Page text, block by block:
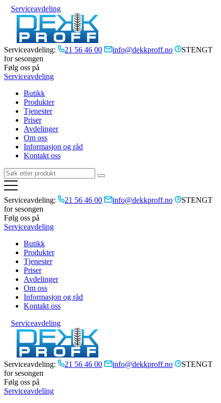
Serviceavdeling
Serviceavdeling: 21 56 46 00 info@dekkproff.no
STENGT
for sesongen
Følg oss på
Serviceavdeling
Butikk
Produkter
Tjenester
Priser
Avdelinger
Om oss
Informasjon og råd
Kontakt oss
Serviceavdeling: 21 56 46 00 info@dekkproff.no
STENGT
for sesongen
Følg oss på
Serviceavdeling
Butikk
Produkter
Tjenester
Priser
Avdelinger
Om oss
Informasjon og råd
Kontakt oss
Serviceavdeling
Serviceavdeling: 21 56 46 00 info@dekkproff.no
STENGT
for sesongen
Følg oss på
Serviceavdeling